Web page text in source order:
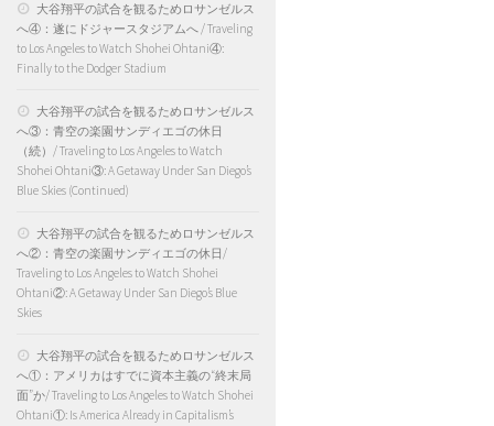
大谷翔平の試合を観るためロサンゼルス
へ④：遂にドジャースタジアムへ / Traveling
to Los Angeles to Watch Shohei Ohtani④:
Finally to the Dodger Stadium
大谷翔平の試合を観るためロサンゼルス
へ③：青空の楽園サンディエゴの休日
（続）/ Traveling to Los Angeles to Watch
Shohei Ohtani③: A Getaway Under San Diego’s
Blue Skies (Continued)
大谷翔平の試合を観るためロサンゼルス
へ②：青空の楽園サンディエゴの休日/
Traveling to Los Angeles to Watch Shohei
Ohtani②: A Getaway Under San Diego’s Blue
Skies
大谷翔平の試合を観るためロサンゼルス
へ①：アメリカはすでに資本主義の“終末局
面”か/ Traveling to Los Angeles to Watch Shohei
Ohtani①: Is America Already in Capitalism’s